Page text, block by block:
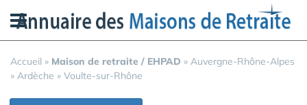
Accueil » Maison de retraite / EHPAD » Auvergne-Rhône-Alpes
» Ardèche » Voulte-sur-Rhône